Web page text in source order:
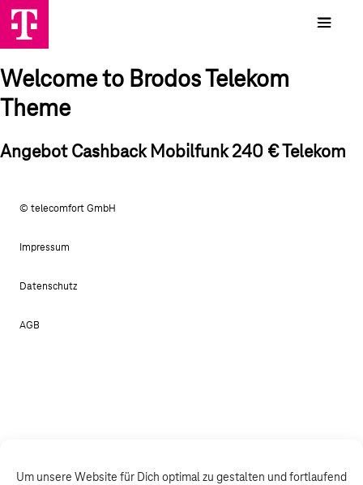
Um unsere Website für Dich optimal zu gestalten und fortlaufend
Welcome to Brodos Telekom
Theme
Angebot Cashback Mobilfunk 240 € Telekom
© telecomfort GmbH
Impressum
Datenschutz
AGB